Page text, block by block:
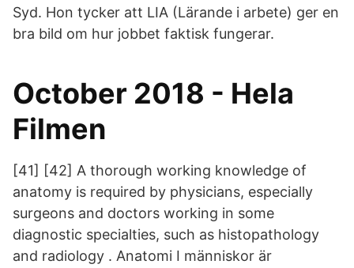
Syd. Hon tycker att LIA (Lärande i arbete) ger en
bra bild om hur jobbet faktisk fungerar.
October 2018 - Hela
Filmen
[41] [42] A thorough working knowledge of
anatomy is required by physicians, especially
surgeons and doctors working in some
diagnostic specialties, such as histopathology
and radiology . Anatomi I människor är